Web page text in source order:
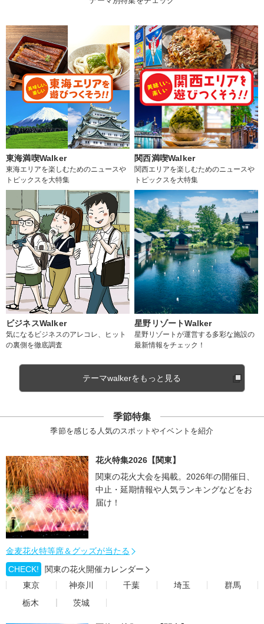
東海満喫Walker
東海エリアを楽しむためのニュースや
トピックスを大特集
関西満喫Walker
関西エリアを楽しむためのニュースや
トピックスを大特集
ビジネスWalker
気になるビジネスのアレコレ、ヒット
の裏側を徹底調査
星野リゾートWalker
星野リゾートが運営する多彩な施設の
最新情報をチェック！
テーマwalkerをもっと見る
季節特集
季節を感じる人気のスポットやイベントを紹介
花火特集2026【関東】
関東の花火大会を掲載。2026年の開催日、
中止・延期情報や人気ランキングなどをお
届け！
金麦花火特等席＆グッズが当たる
CHECK!
関東の花火開催カレンダー
東京
神奈川 千葉 埼玉
群馬
栃木
茨城